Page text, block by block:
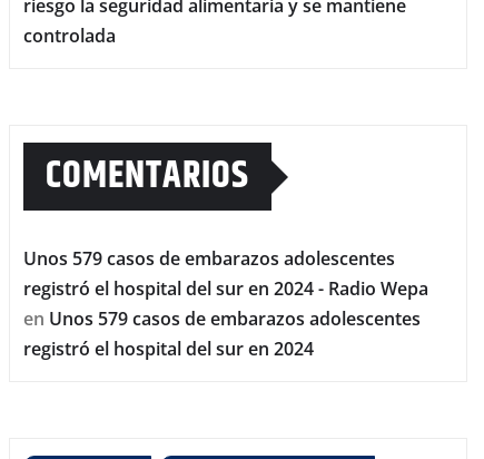
riesgo la seguridad alimentaria y se mantiene
controlada
COMENTARIOS
Unos 579 casos de embarazos adolescentes
registró el hospital del sur en 2024 - Radio Wepa
en Unos 579 casos de embarazos adolescentes
registró el hospital del sur en 2024